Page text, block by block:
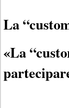
La
«La